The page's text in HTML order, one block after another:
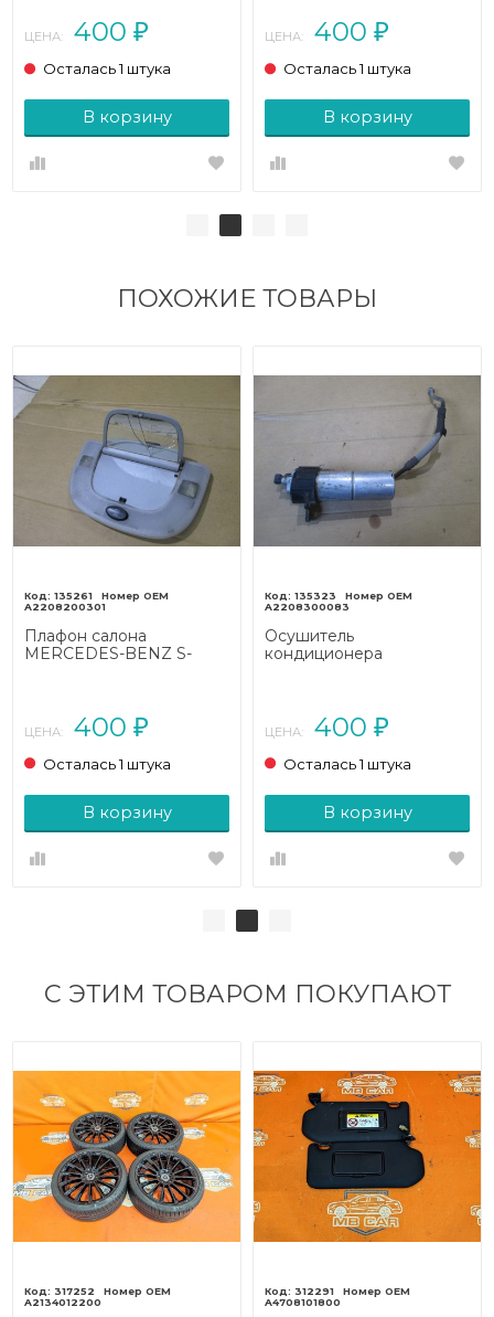
ЦЕНА: 400 ₽
Осталась 1 штука
В корзину
ЦЕНА: 400 ₽
Осталась 1 штука
В корзину
ПОХОЖИЕ ТОВАРЫ
135261
A2208200301
Плафон салона
MERCEDES-BENZ S-
ЦЕНА: 400 ₽
Осталась 1 штука
В корзину
135323
A2208300083
Осушитель
кондиционера
ЦЕНА: 400 ₽
Осталась 1 штука
В корзину
С ЭТИМ ТОВАРОМ ПОКУПАЮТ
317252
A2134012200
312291
A4708101800